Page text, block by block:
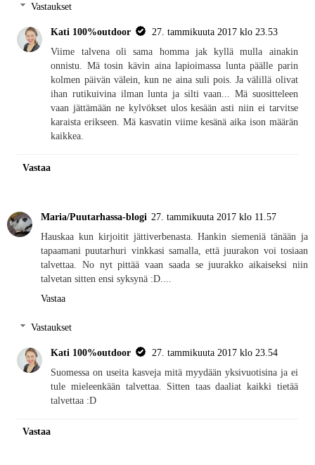
Vastaukset
Kati 100%outdoor
27. tammikuuta 2017 klo 23.53
Viime talvena oli sama homma jak kyllä mulla ainakin
onnistu. Mä tosin kävin aina lapioimassa lunta päälle parin
kolmen päivän välein, kun ne aina suli pois. Ja välillä olivat
ihan rutikuivina ilman lunta ja silti vaan... Mä suositteleen
vaan jättämään ne kylvökset ulos kesään asti niin ei tarvitse
karaista erikseen. Mä kasvatin viime kesänä aika ison määrän
kaikkea.
Vastaa
Maria/Puutarhassa-blogi 27. tammikuuta 2017 klo 11.57
Hauskaa kun kirjoitit jättiverbenasta. Hankin siemeniä tänään ja
tapaamani puutarhuri vinkkasi samalla, että juurakon voi tosiaan
talvettaa. No nyt pittää vaan saada se juurakko aikaiseksi niin
talvetan sitten ensi syksynä :D....
Vastaa
Vastaukset
Kati 100%outdoor
27. tammikuuta 2017 klo 23.54
Suomessa on useita kasveja mitä myydään yksivuotisina ja ei
tule mieleenkään talvettaa. Sitten taas daaliat kaikki tietää
talvettaa :D
Vastaa